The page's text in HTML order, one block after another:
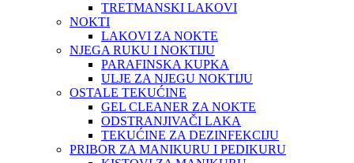
TRETMANSKI LAKOVI
NOKTI
LAKOVI ZA NOKTE
NJEGA RUKU I NOKTIJU
PARAFINSKA KUPKA
ULJE ZA NJEGU NOKTIJU
OSTALE TEKUĆINE
GEL CLEANER ZA NOKTE
ODSTRANJIVAČI LAKA
TEKUĆINE ZA DEZINFEKCIJU
PRIBOR ZA MANIKURU I PEDIKURU